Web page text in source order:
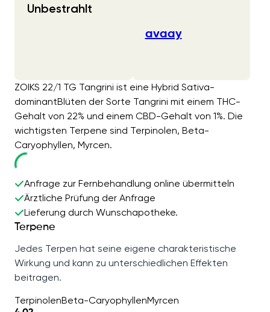
Unbestrahlt
avaay
ZOIKS 22/1 TG Tangrini ist eine Hybrid Sativa-
dominantBlüten der Sorte Tangrini mit einem THC-
Gehalt von 22% und einem CBD-Gehalt von 1%. Die
wichtigsten Terpene sind Terpinolen, Beta-
Caryophyllen, Myrcen.
Anfrage zur Fernbehandlung online übermitteln
Ärztliche Prüfung der Anfrage
Lieferung durch Wunschapotheke.
Terpene
Jedes Terpen hat seine eigene charakteristische
Wirkung und kann zu unterschiedlichen Effekten
beitragen.
TerpinolenBeta-CaryophyllenMyrcen